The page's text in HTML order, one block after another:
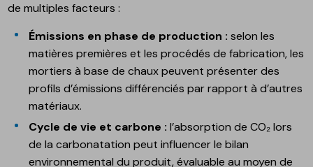
de multiples facteurs :
Émissions en phase de production : selon les
matières premières et les procédés de fabrication, les
mortiers à base de chaux peuvent présenter des
profils d’émissions différenciés par rapport à d’autres
matériaux.
Cycle de vie et carbone : l’absorption de CO₂ lors
de la carbonatation peut influencer le bilan
environnemental du produit, évaluable au moyen de